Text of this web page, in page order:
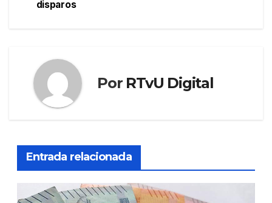
entradas
disparos
Por RTvU Digital
Entrada relacionada